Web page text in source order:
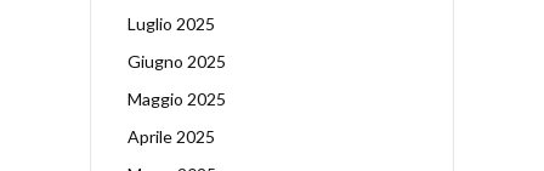
Luglio 2025
Giugno 2025
Maggio 2025
Aprile 2025